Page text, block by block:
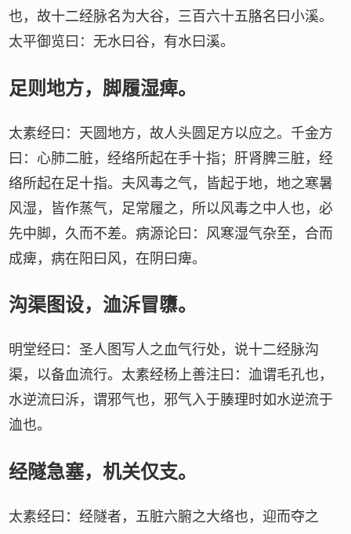
也，故十二经脉名为大谷，三百六十五胳名曰小溪。
太平御览曰：无水曰谷，有水曰溪。
足则地方，脚履湿痺。
太素经曰：天圆地方，故人头圆足方以应之。千金方
曰：心肺二脏，经络所起在手十指；肝肾脾三脏，经
络所起在足十指。夫风毒之气，皆起于地，地之寒暑
风湿，皆作蒸气，足常履之，所以风毒之中人也，必
先中脚，久而不差。病源论曰：风寒湿气杂至，合而
成痺，病在阳曰风，在阴曰痺。
沟渠图设，洫泝冒隳。
明堂经曰：圣人图写人之血气行处，说十二经脉沟
渠，以备血流行。太素经杨上善注曰：洫谓毛孔也，
水逆流曰泝，谓邪气也，邪气入于腠理时如水逆流于
洫也。
经隧急塞，机关仅支。
太素经曰：经隧者，五脏六腑之大络也，迎而夺之